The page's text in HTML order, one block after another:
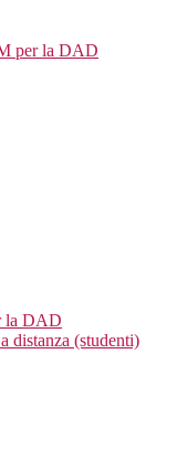
per la DAD
la DAD
distanza (studenti)